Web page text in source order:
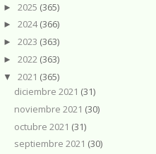
► 2025 (365)
► 2024(366)
► 2023 (363)
► 2022 (363)
▼ 2021 (365)
diciembre 2021 (31)
noviembre 2021 (30)
octubre 2021 (31)
septiembre 2021 (30)